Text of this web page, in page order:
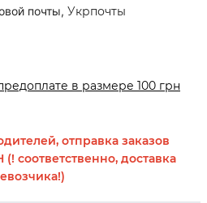
почты, Укрпочты
в размере 100 грн
отправка заказов
соответственно, доставка